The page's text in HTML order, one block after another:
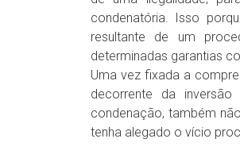
condenatória. Isso
resultante de um
determinadas garantias
Uma vez fixada a
decorrente da
condenação, também
tenha alegado o vício